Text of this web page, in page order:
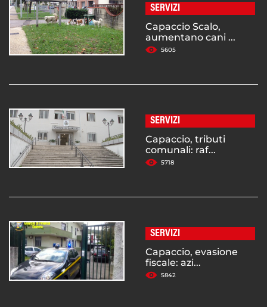
SERVIZI
Capaccio Scalo,
aumentano cani ...
5605
SERVIZI
Capaccio, tributi
comunali: raf...
5718
SERVIZI
Capaccio, evasione
fiscale: azi...
5842